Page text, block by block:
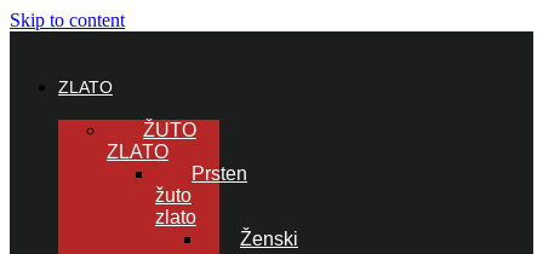
Skip to content
ZLATO
ŽUTO
ZLATO
Prsten
žuto
zlato
Ženski